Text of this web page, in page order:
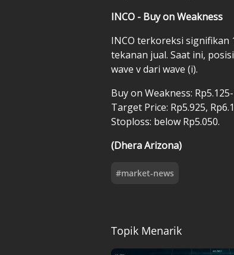
INCO - Buy on Weakness
INCO terkoreksi signifikan
tekanan jual. Saat ini,
wave v dari wave (i).
Buy on Weakness:
Target Price: Rp5.925,
Stoploss: below Rp5.050.
(Dhera Arizona)
#market-news
Topik Menarik